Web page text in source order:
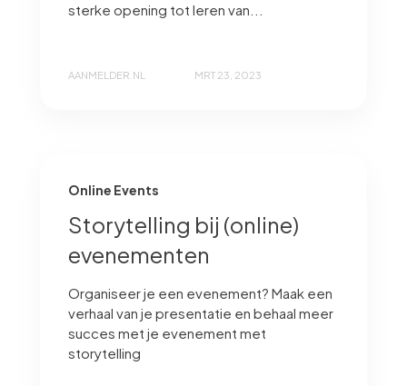
sterke opening tot leren van...
AANMELDER.NL MRT 23, 2023
Online Events
Storytelling bij (online)
evenementen
Organiseer je een evenement? Maak een
verhaal van je presentatie en behaal meer
succes met je evenement met
storytelling